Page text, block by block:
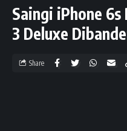
Saingi iPhone 6s
3 Deluxe
Share